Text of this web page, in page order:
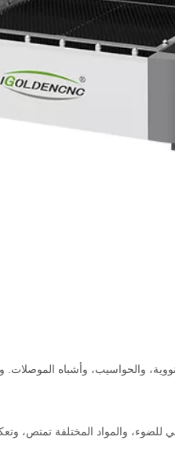
منذ القرن 20، في أعقاب الطاقة النووية،
للضوء، والمواد المختلفة تمتص،